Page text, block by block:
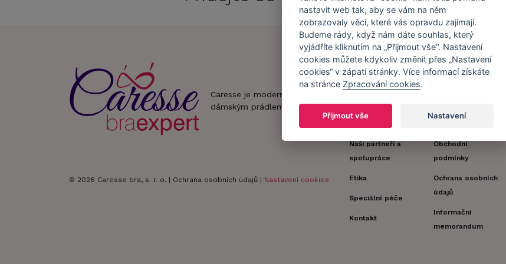
Caresse je moderní obchod s
dámským prádlem.
© 2026 Caresse bra, s. r. o. | Ochrana osobních údajů Nastavení cookies
Náš příběh
Náš tým
Naši partneři a
spolupráce
Etika
Speciální péče
Kontakt
Zákaznický účet
Obchodní
podmínky
Ochrana osobních
údajů
Informační
memorandum
nastavit web tak, aby se vám na něm
zobrazovaly věci, které vás opravdu zajímají.
Budeme rády, když nám dáte souhlas, který
vyjádříte kliknutím na „Přijmout vše“. Nastavení
cookies můžete kdykoliv změnit přes „Nastavení
cookies“ v zápatí stránky. Více informací získáte
na stránce Zpracování cookies.
Přijmout vše Nastavení